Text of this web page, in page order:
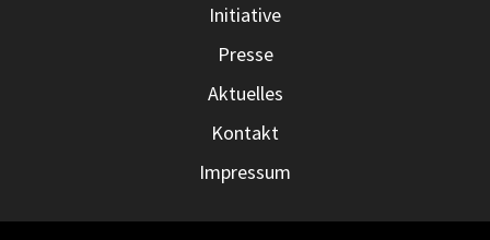
Initiative
Presse
Aktuelles
Kontakt
Impressum